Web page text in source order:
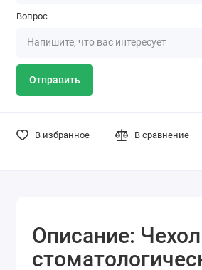
Вопрос
Отправить
В избранное В сравнение
Описание: